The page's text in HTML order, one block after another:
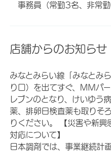
事務員（常勤3名、非常勤
店舗からのお知らせ
みなとみらい線「みなとみ
り口）を出てすぐ、ＭＭパ
レブンのとなり、けいゆう
薬、排卵日検査薬も取りそ
りください。 【災害や新興
対応について】
日本調剤では、事業継続計